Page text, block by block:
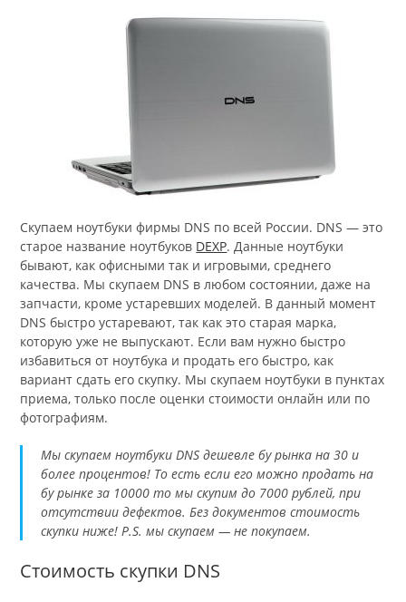
Скупаем ноутбуки фирмы DNS по всей России. DNS — это
старое название ноутбуков DEXP. Данные ноутбуки
бывают, как офисными так и игровыми, среднего
качества. Мы скупаем DNS в любом состоянии, даже на
запчасти, кроме устаревших моделей. В данный момент
DNS быстро устаревают, так как это старая марка,
которую уже не выпускают. Если вам нужно быстро
избавиться от ноутбука и продать его быстро, как
вариант сдать его скупку. Мы скупаем ноутбуки в пунктах
приема, только после оценки стоимости онлайн или по
фотографиям.
Мы скупаем ноутбуки DNS дешевле бу рынка на 30 и
более процентов! То есть если его можно продать на
бу рынке за 10000 то мы скупим до 7000 рублей, при
отсутствии дефектов. Без документов стоимость
скупки ниже! P.S. мы скупаем — не покупаем.
Стоимость скупки DNS